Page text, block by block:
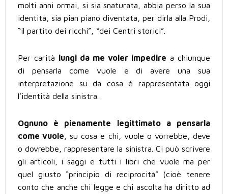
molti anni ormai, si sia snaturata, abbia perso la sua
identità, sia pian piano diventata, per dirla alla Prodi,
“il partito dei ricchi”, “dei Centri storici”.
Per carità lungi da me voler impedire a chiunque
di pensarla come vuole e di avere una sua
interpretazione su da cosa è rappresentata oggi
l’identità della sinistra.
Ognuno è pienamente legittimato a pensarla
come vuole , su cosa e chi, vuole o vorrebbe, deve
o dovrebbe, rappresentare la sinistra. Ci può scrivere
gli articoli, i saggi e tutti i libri che vuole ma per
quel giusto “principio di reciprocità” (cioè tenere
conto che anche chi legge e chi ascolta ha diritto ad